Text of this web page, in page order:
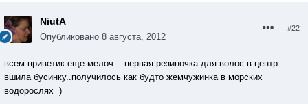
NiutA
Опубликовано 8 августа, 2012
#22
всем приветик еще мелоч... первая резиночка для волос в центр
вшила бусинку..получилось как будто жемчужинка в морских
водорослях=)